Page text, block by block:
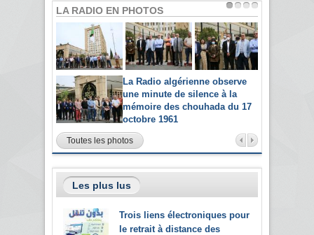
LA RADIO EN PHOTOS
La Radio algérienne observe
une minute de silence à la
mémoire des chouhada du 17
octobre 1961
Toutes les photos
Les plus lus
Trois liens électroniques pour
le retrait à distance des